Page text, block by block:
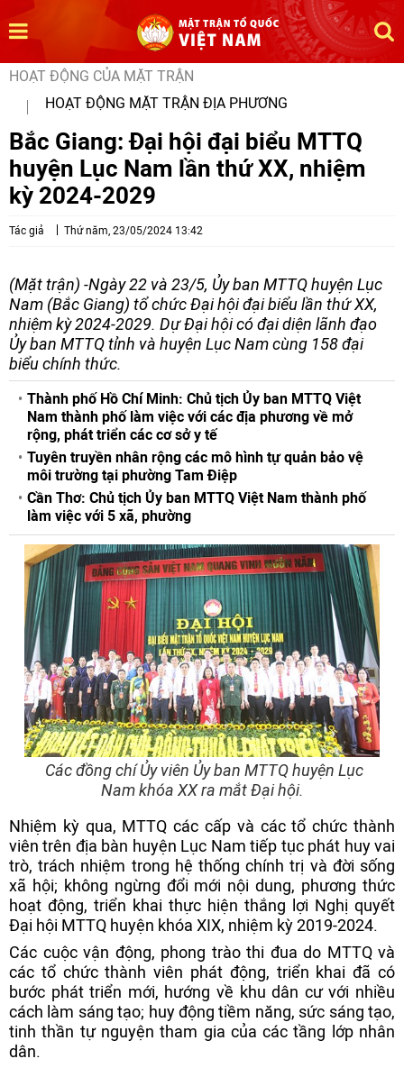
HOẠT ĐỘNG CỦA MẶT TRẬN
HOẠT ĐỘNG MẶT TRẬN ĐỊA PHƯƠNG
Bắc Giang: Đại hội đại biểu MTTQ
huyện Lục Nam lần thứ XX, nhiệm
kỳ 2024-2029
Tác giả Thứ năm, 23/05/2024 13:42
(Mặt trận) -Ngày 22 và 23/5, Ủy ban MTTQ huyện Lục
Nam (Bắc Giang) tổ chức Đại hội đại biểu lần thứ XX,
nhiệm kỳ 2024-2029. Dự Đại hội có đại diện lãnh đạo
Ủy ban MTTQ tỉnh và huyện Lục Nam cùng 158 đại
biểu chính thức.
Thành phố Hồ Chí Minh: Chủ tịch Ủy ban MTTQ Việt
Nam thành phố làm việc với các địa phương về mở
rộng, phát triển các cơ sở y tế
Tuyên truyền nhân rộng các mô hình tự quản bảo vệ
môi trường tại phường Tam Điệp
Cần Thơ: Chủ tịch Ủy ban MTTQ Việt Nam thành phố
làm việc với 5 xã, phường
Các đồng chí Ủy viên Ủy ban MTTQ huyện Lục
Nam khóa XX ra mắt Đại hội.
Nhiệm kỳ qua, MTTQ các cấp và các tổ chức thành
viên trên địa bàn huyện Lục Nam tiếp tục phát huy vai
trò, trách nhiệm trong hệ thống chính trị và đời sống
xã hội; không ngừng đổi mới nội dung, phương thức
hoạt động, triển khai thực hiện thắng lợi Nghị quyết
Đại hội MTTQ huyện khóa XIX, nhiệm kỳ 2019-2024.
Các cuộc vận động, phong trào thi đua do MTTQ và
các tổ chức thành viên phát động, triển khai đã có
bước phát triển mới, hướng về khu dân cư với nhiều
cách làm sáng tạo; huy động tiềm năng, sức sáng tạo,
tinh thần tự nguyện tham gia của các tầng lớp nhân
dân.